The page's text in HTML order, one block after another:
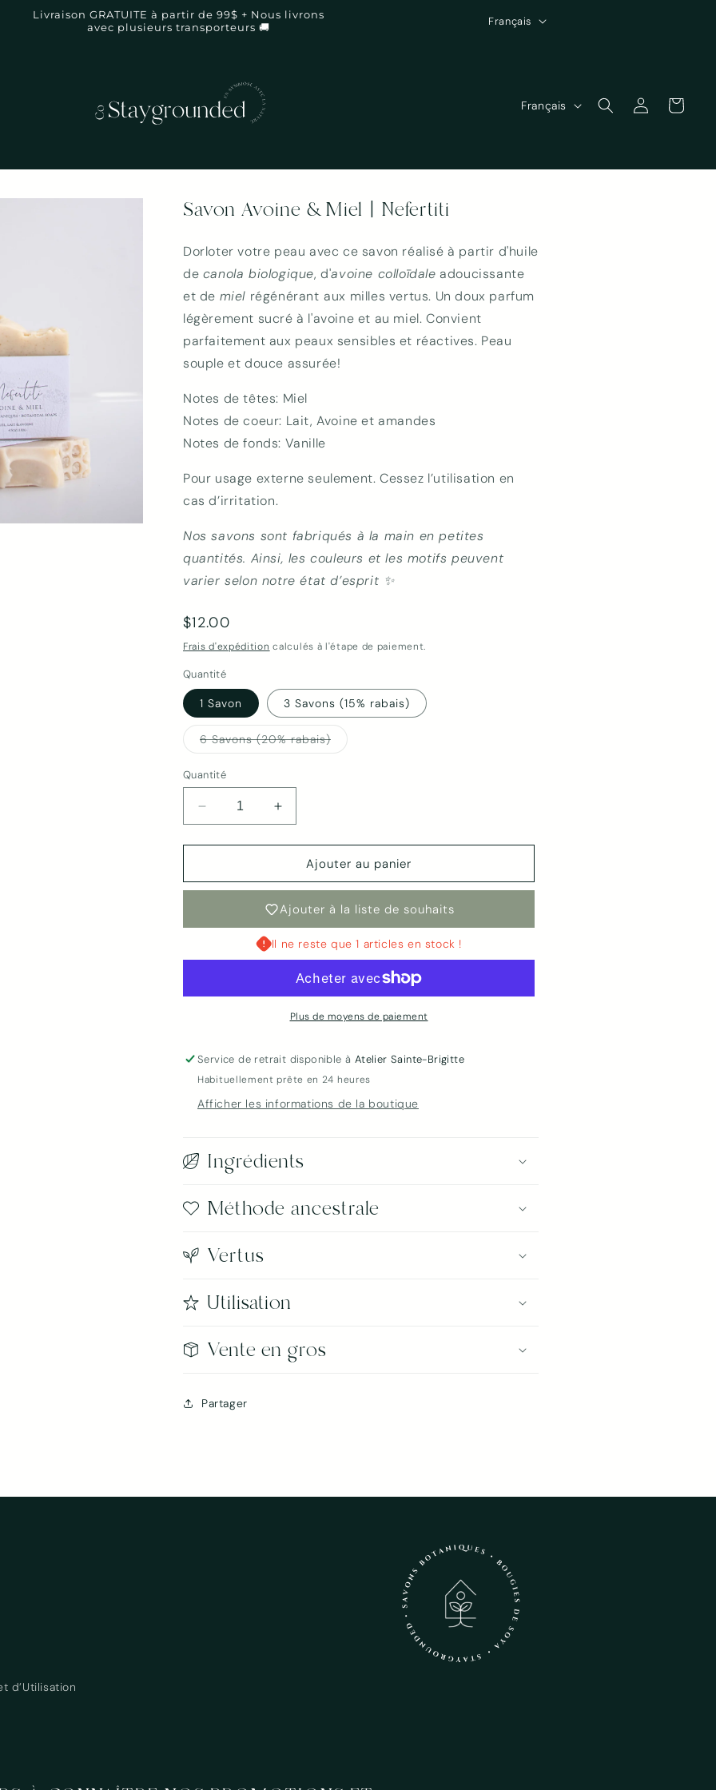
Livraison GRATUITE à partir de 99$ + Nous livrons
avec plusieurs transporteurs 🚚
LFrançais
L
g
Français ConnexionPanier
Savon Avoine & Miel | Nefertiti
Dorloter votre peau avec ce savon réalisé à partir d'huile
de canola biologique, d'avoine colloīdale adoucissante
et de miel régénérant aux milles vertus. Un doux parfum
légèrement sucré à l'avoine et au miel. Convient
parfaitement aux peaux sensibles et réactives. Peau
souple et douce assurée!
Notes de têtes: Miel
Notes de coeur: Lait, Avoine et amandes
Notes de fonds: Vanille
Pour usage externe seulement. Cessez l’utilisation en
cas d’irritation.
Nos savons sont fabriqués à la main en petites
quantités. Ainsi, les couleurs et les motifs peuvent
varier selon notre état d’esprit ✨
Prix
habituel
$12.00
Frais d'expédition calculés à l'étape de paiement.
Quantité
1 Savon 3 Savons (15% rabais)
6 Savons (20% rabais)Variante
épuisée
Quantité
Réduire
la
quantité
Savon
Miel
Nefertiti
Augmenter
la
quantité
Savon
&amp;
Miel
Nefertiti
Ajouter au panier
Ajouter à la liste de souhaits
Il ne reste que 1 articles en stock !
Plus de moyens de paiement
Service de retrait disponible à Atelier Sainte-Brigitte
Habituellement prête en 24 heures
Afficher les informations de la boutique
Ingrédients
Méthode ancestrale
Vertus
Utilisation
Vente en gros
Partager
d’Utilisation
Connectez-vous à votre compte pour ajouter des